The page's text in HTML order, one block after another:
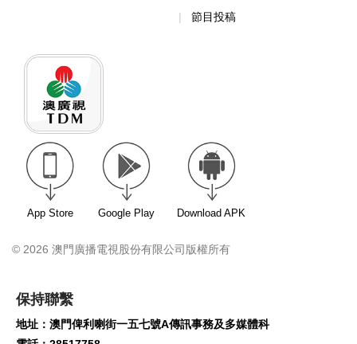
節目投稿
App Store Google Play Download APK
© 2026 澳門廣播電視股份有限公司版權所有
保持聯繫
地址：澳門俾利喇街一五七號A傳訊事務及多媒體科